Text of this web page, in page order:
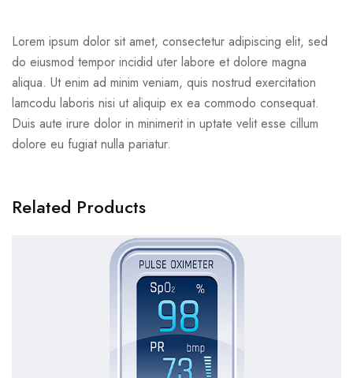
Lorem ipsum dolor sit amet, consectetur adipiscing elit, sed
do eiusmod tempor incidid uter labore et dolore magna
aliqua. Ut enim ad minim veniam, quis nostrud exercitation
lamcodu laboris nisi ut aliquip ex ea commodo consequat.
Duis aute irure dolor in minimerit in uptate velit esse cillum
dolore eu fugiat nulla pariatur.
Related Products